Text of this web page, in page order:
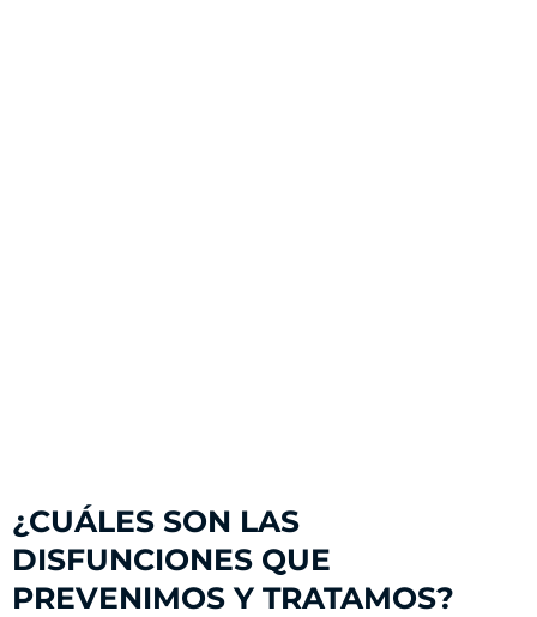
¿CUÁLES SON LAS
DISFUNCIONES QUE
PREVENIMOS Y TRATAMOS?